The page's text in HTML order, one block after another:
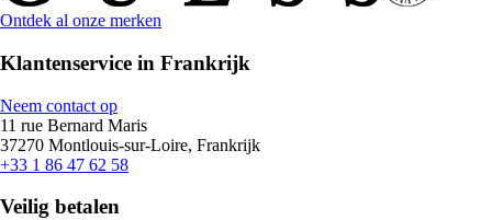
Ontdek al onze merken
Klantenservice in Frankrijk
Neem contact op
11 rue Bernard Maris
37270 Montlouis-sur-Loire, Frankrijk
+33 1 86 47 62 58
Veilig betalen